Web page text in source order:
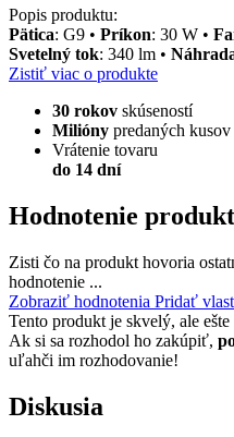
Popis produktu:
Pätica: G9 • Príkon: 30 W •
Svetelný tok: 340 lm •
Zistiť viac o produkte
30 rokov skúseností
Milióny predaných kusov
Vrátenie tovaru
do 14 dní
Hodnotenie
Zisti čo na produkt hovoria
hodnotenie ...
Zobraziť hodnotenia Pridať
Tento produkt je skvelý, ale ešte
Ak si sa rozhodol ho zakúpiť,
uľahči im rozhodovanie!
Diskusia